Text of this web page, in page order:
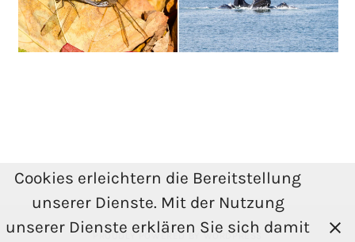
PROUDLY POWERED BY WORDPRESS
Cookies erleichtern die Bereitstellung
unserer Dienste. Mit der Nutzung
unserer Dienste erklären Sie sich damit